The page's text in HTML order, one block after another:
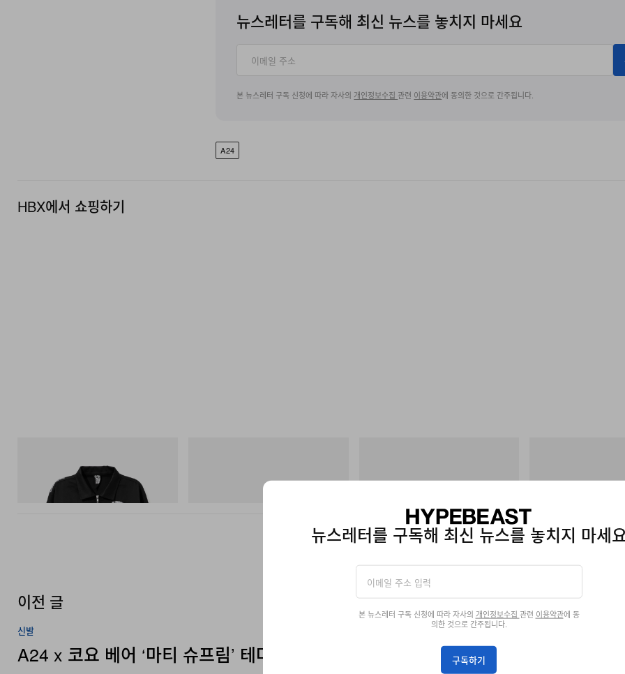
뉴스레터를 구독해 최신 뉴스를 놓치지 마세요
본 뉴스레터 구독 신청에 따라 자사의 개인정보수집관련 이용약관에 동의한 것으로 간주됩니다.
A24
HBX에서 쇼핑하기
Billionaire Boys Club X Initial D Cotton
쇼핑하기
신발
A24 x 코요 베어 ‘마티 슈프림’ 테마 탁구화 출시
일본 탁구화 브랜드와 협업했다.
뉴스레터를 구독해 최신 뉴스를 놓치지 마세
본 뉴스레터 구독 신청에 따라 자사의 개인정보수집 관련 이용약관에 동
의한 것으로 간주됩니다.
구독하기